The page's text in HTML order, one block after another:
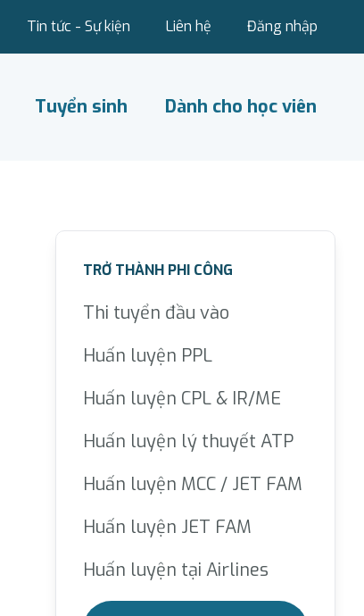
Tin tức - Sự kiện Liên hệ Đăng nhập
Tuyển sinh Dành cho học viên
TRỞ THÀNH PHI CÔNG
Thi tuyển đầu vào
Huấn luyện PPL
Huấn luyện CPL & IR/ME
Huấn luyện lý thuyết ATP
Huấn luyện MCC / JET FAM
Huấn luyện JET FAM
Huấn luyện tại Airlines